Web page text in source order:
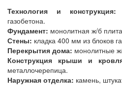
Технология и конструкция:
газобетона.
Фундамент: монолитная ж/б
Стены: кладка 400 мм из блоков
Перекрытия дома: монолитные
Конструкция крыши и
металлочерепица.
Наружная отделка: камень,